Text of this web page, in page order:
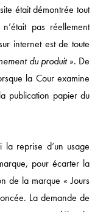
était démontrée tout
pas réellement
internet est de toute
du produit». De
la Cour examine
publication papier du
la reprise d’un usage
pour écarter la
de la marque « Jours
La demande de